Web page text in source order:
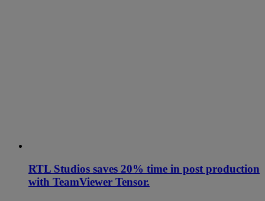
RTL Studios saves 20% time in post production
with TeamViewer Tensor.